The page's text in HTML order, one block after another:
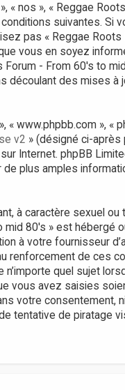
« nos », « Reggae
suivantes. Si
pas « Reggae Roots
vous en soyez
- From 60's to
découlant des mises à
« www.phpbb.com », «
v2 » (désigné ci-après
Internet. phpBB
plus amples
à caractère sexuel ou
mid 80's » est hébergé
à votre fournisseur
renforcement de ces
quel sujet
vous avez saisies
votre consentement,
tentative de piratage